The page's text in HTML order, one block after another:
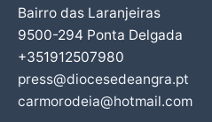
Bairro das Laranjeiras
9500-294 Ponta Delgada
+351912507980
press@diocesedeangra.pt
carmorodeia@hotmail.com